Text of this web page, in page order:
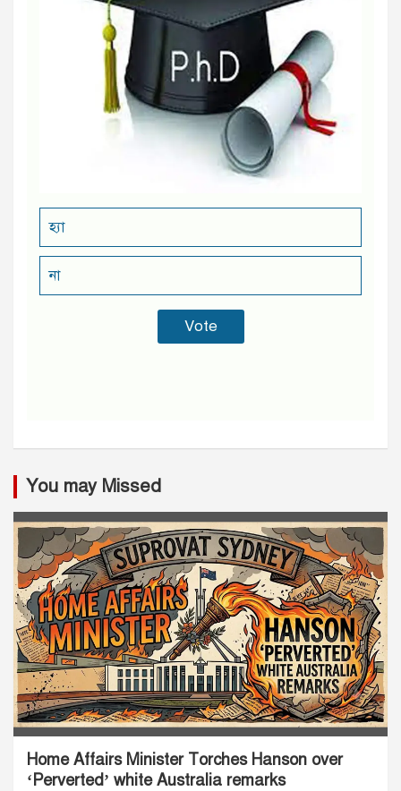
হ্যা
না
You may Missed
Home Affairs Minister Torches Hanson over
‘Perverted’ white Australia remarks